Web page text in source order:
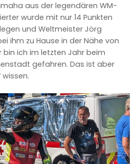
aus der legendären WM-
wurde mit nur 14 Punkten
und Weltmeister Jörg
ihm zu Hause in der Nähe von
bin ich im letzten Jahr beim
gefahren. Das ist aber
wissen.